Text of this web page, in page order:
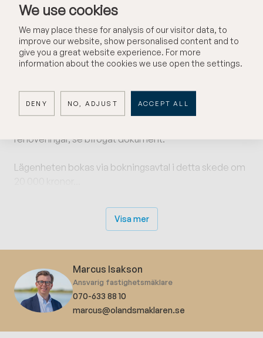
We use cookies
We may place these for analysis of our visitor data, to
improve our website, show personalised content and to
give you a great website experience. For more
information about the cookies we use open the settings.
DENY NO, ADJUST ACCEPT ALL
Äleklinta anses av många vara en av Ölands vackraste
platser, här får du ta del av sol, bad och fantastiska
solnedgångar. I Äleklinta bor du i lugnet vid vattnet men
samtidigt i bekvämlighet med närhet till Borgholm där
du hittar butiker, restauranger, apotek etc. Detta är ett
renoveringar, se bifogat dokument.
Lägenheten bokas via bokningsavtal i detta skede om
Visa mer
Marcus Isakson
Ansvarig fastighetsmäklare
070-633 88 10
marcus@olandsmaklaren.se